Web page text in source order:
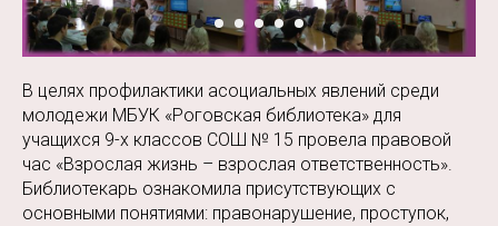
В целях профилактики асоциальных явлений среди
молодежи МБУК «Роговская библиотека» для
учащихся 9-х классов СОШ № 15 провела правовой
час «Взрослая жизнь – взрослая ответственность».
Библиотекарь ознакомила присутствующих с
основными понятиями: правонарушение, проступок,